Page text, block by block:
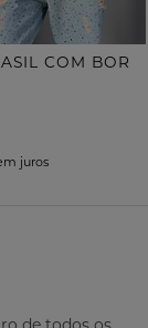
juros
de todos os